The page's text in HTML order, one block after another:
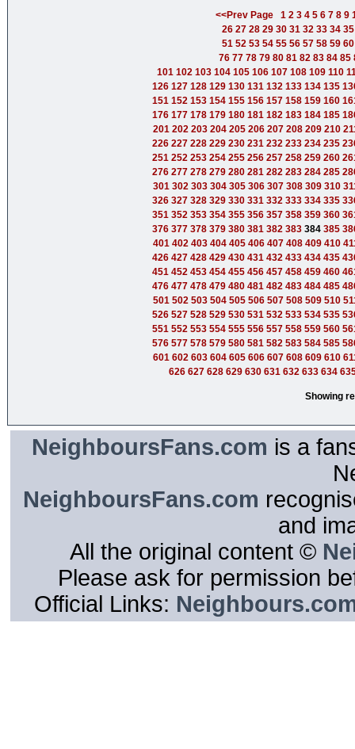
<<Prev Page 1 2 3 4 5 6 7 8 9
26 27 28 29 30 31 32 33 34 35
51 52 53 54 55 56 57 58 59 60
76 77 78 79 80 81 82 83 84 85
101 102 103 104 105 106 107 108 109 110
126 127 128 129 130 131 132 133 134 135
151 152 153 154 155 156 157 158 159 160
176 177 178 179 180 181 182 183 184 185
201 202 203 204 205 206 207 208 209 210
226 227 228 229 230 231 232 233 234 235
251 252 253 254 255 256 257 258 259 260
276 277 278 279 280 281 282 283 284 285
301 302 303 304 305 306 307 308 309 310
326 327 328 329 330 331 332 333 334 335
351 352 353 354 355 356 357 358 359 360
376 377 378 379 380 381 382 383 384 385
401 402 403 404 405 406 407 408 409 410
426 427 428 429 430 431 432 433 434 435
451 452 453 454 455 456 457 458 459 460
476 477 478 479 480 481 482 483 484 485
501 502 503 504 505 506 507 508 509 510
526 527 528 529 530 531 532 533 534 535
551 552 553 554 555 556 557 558 559 560
576 577 578 579 580 581 582 583 584 585
601 602 603 604 605 606 607 608 609 610
626 627 628 629 630 631 632 633 634
Showing
NeighboursFans.com is a
NeighboursFans.com
and
All the original content ©
Please ask for permission
Official Links: